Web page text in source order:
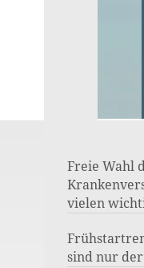
Freie Wahl
vielen
sind nur